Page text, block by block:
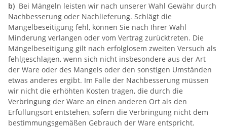
b) Bei Mängeln leisten wir nach unserer Wahl Gewähr durch
Nachbesserung oder Nachlieferung. Schlägt die
Mangelbeseitigung fehl, können Sie nach Ihrer Wahl
Minderung verlangen oder vom Vertrag zurücktreten. Die
Mängelbeseitigung gilt nach erfolglosem zweiten Versuch als
fehlgeschlagen, wenn sich nicht insbesondere aus der Art
der Ware oder des Mangels oder den sonstigen Umständen
etwas anderes ergibt. Im Falle der Nachbesserung müssen
wir nicht die erhöhten Kosten tragen, die durch die
Verbringung der Ware an einen anderen Ort als den
Erfüllungsort entstehen, sofern die Verbringung nicht dem
bestimmungsgemäßen Gebrauch der Ware entspricht.